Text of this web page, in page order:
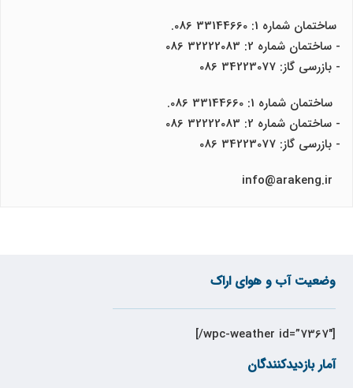
ساختمان شماره 1: 33144660 086.
- ساختمان شماره 2: 32222083 086
- بازرسی گاز: 34223077 086
ساختمان شماره 1: 33144660 086.
- ساختمان شماره 2: 32222083 086
- بازرسی گاز: 34223077 086
وضعیت آب و هوای اراک
[wpc-weather id=”7367″/]
آمار بازدیدکنندگان